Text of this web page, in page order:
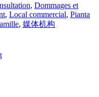
, Dommages et
, Local commercial, Pianta
, 媒体机构